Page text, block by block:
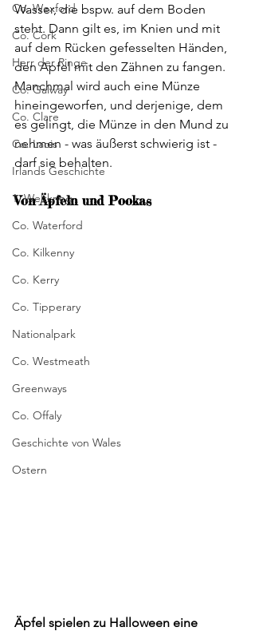
Co. Wexford
Co. Cork
Herr der Ringe
Co. Galway
Co. Clare
Co. Laois
Irlands Geschichte
1. Weltkrieg
Co. Waterford
Co. Kilkenny
Co. Kerry
Co. Tipperary
Nationalpark
Co. Westmeath
Greenways
Co. Offaly
Geschichte von Wales
Ostern
Wasser, die bspw. auf dem Boden
steht. Dann gilt es, im Knien und mit
auf dem Rücken gefesselten Händen,
den Apfel mit den Zähnen zu fangen.
Manchmal wird auch eine Münze
hineingeworfen, und derjenige, dem
es gelingt, die Münze in den Mund zu
nehmen - was äußerst schwierig ist -
darf sie behalten.
Von Äpfeln und Pookas
Äpfel spielen zu Halloween eine